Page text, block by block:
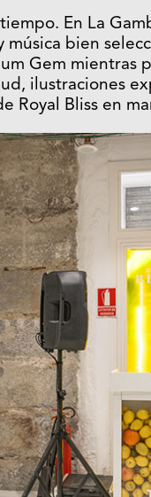
En La
música bien
Gem mientras
ilustraciones
Royal Bliss en